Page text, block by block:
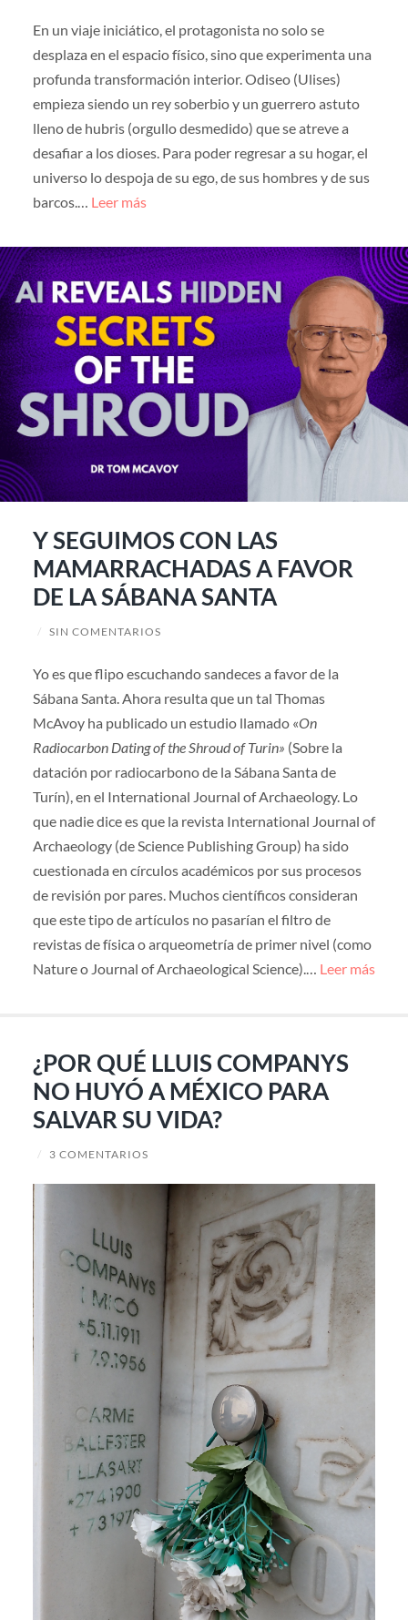
En un viaje iniciático, el protagonista no solo se
desplaza en el espacio físico, sino que experimenta una
profunda transformación interior. Odiseo (Ulises)
empieza siendo un rey soberbio y un guerrero astuto
lleno de hubris (orgullo desmedido) que se atreve a
desafiar a los dioses. Para poder regresar a su hogar, el
universo lo despoja de su ego, de sus hombres y de sus
barcos.… Leer más
Y SEGUIMOS CON LAS
MAMARRACHADAS A FAVOR
DE LA SÁBANA SANTA
/ SIN COMENTARIOS
Yo es que flipo escuchando sandeces a favor de la
Sábana Santa. Ahora resulta que un tal Thomas
McAvoy ha publicado un estudio llamado «On
Radiocarbon Dating of the Shroud of Turin» (Sobre la
datación por radiocarbono de la Sábana Santa de
Turín), en el International Journal of Archaeology. Lo
que nadie dice es que la revista International Journal of
Archaeology (de Science Publishing Group) ha sido
cuestionada en círculos académicos por sus procesos
de revisión por pares. Muchos científicos consideran
que este tipo de artículos no pasarían el filtro de
revistas de física o arqueometría de primer nivel (como
Nature o Journal of Archaeological Science).… Leer más
¿POR QUÉ LLUIS COMPANYS
NO HUYÓ A MÉXICO PARA
SALVAR SU VIDA?
/ 3 COMENTARIOS